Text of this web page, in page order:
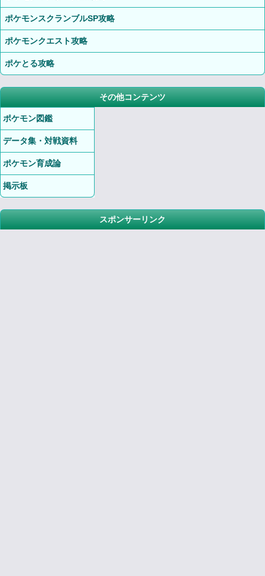
ポケモンスクランブルSP攻略
ポケモンクエスト攻略
ポケとる攻略
その他コンテンツ
ポケモン図鑑
データ集・対戦資料
ポケモン育成論
掲示板
スポンサーリンク